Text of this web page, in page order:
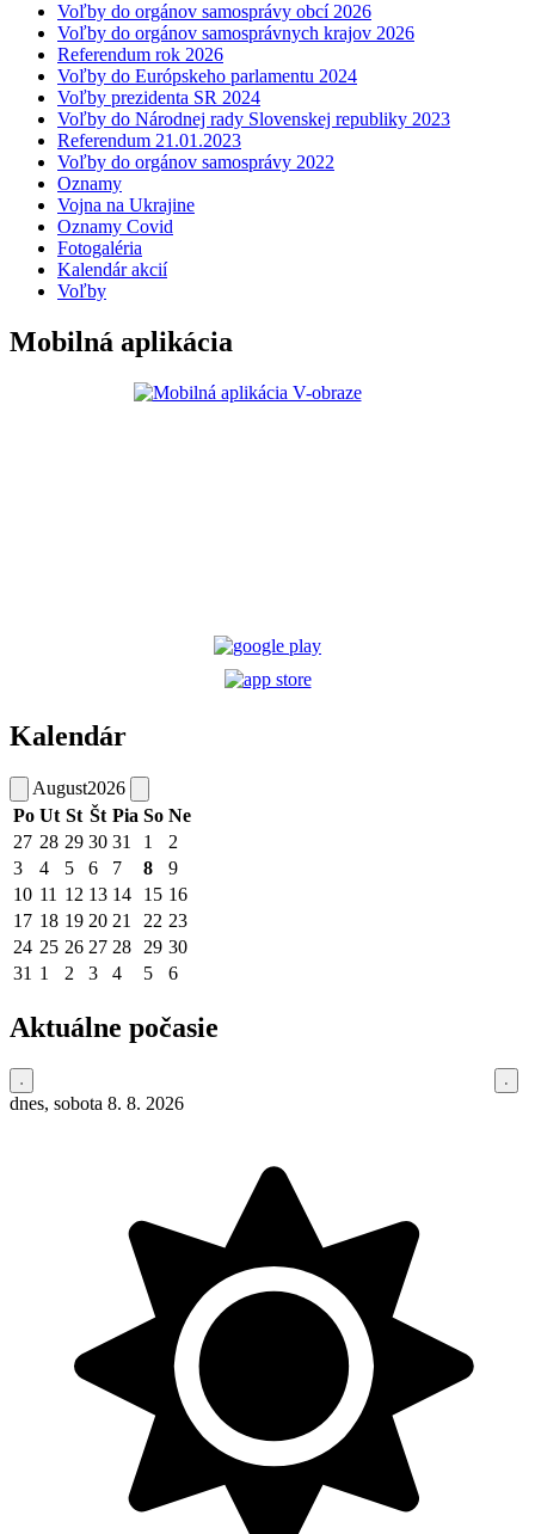
Voľby do orgánov samosprávy obcí 2026
Voľby do orgánov samosprávnych krajov 2026
Referendum rok 2026
Voľby do Európskeho parlamentu 2024
Voľby prezidenta SR 2024
Voľby do Národnej rady Slovenskej republiky 2023
Referendum 21.01.2023
Voľby do orgánov samosprávy 2022
Oznamy
Vojna na Ukrajine
Oznamy Covid
Fotogaléria
Kalendár akcií
Voľby
Mobilná aplikácia
Kalendár
August2026
Po Ut St Št Pia So Ne
27 28 29 30 31 1
2
3
4 5 6 7 8
9
10 11 12 13 14 15 16
17 18 19 20 21 22 23
24 25 26 27 28 29 30
31 1 2 3 4 5 6
Aktuálne počasie
dnes, sobota 8. 8. 2026